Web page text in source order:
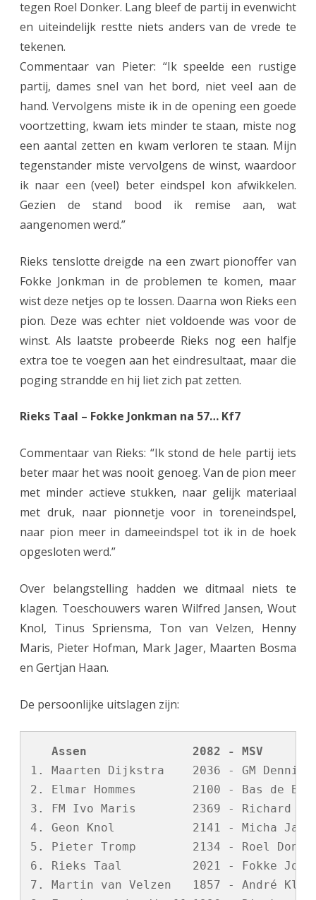
tegen Roel Donker. Lang bleef de partij in evenwicht
en uiteindelijk restte niets anders van de vrede te
tekenen.
Commentaar van Pieter: “Ik speelde een rustige
partij, dames snel van het bord, niet veel aan de
hand. Vervolgens miste ik in de opening een goede
voortzetting, kwam iets minder te staan, miste nog
een aantal zetten en kwam verloren te staan. Mijn
tegenstander miste vervolgens de winst, waardoor
ik naar een (veel) beter eindspel kon afwikkelen.
Gezien de stand bood ik remise aan, wat
aangenomen werd.”
Rieks tenslotte dreigde na een zwart pionoffer van
Fokke Jonkman in de problemen te komen, maar
wist deze netjes op te lossen. Daarna won Rieks een
pion. Deze was echter niet voldoende was voor de
winst. Als laatste probeerde Rieks nog een halfje
extra toe te voegen aan het eindresultaat, maar die
poging strandde en hij liet zich pat zetten.
Rieks Taal – Fokke Jonkman na 57… Kf7
Commentaar van Rieks: “Ik stond de hele partij iets
beter maar het was nooit genoeg. Van de pion meer
met minder actieve stukken, naar gelijk materiaal
met druk, naar pionnetje voor in toreneindspel,
naar pion meer in dameeindspel tot ik in de hoek
opgesloten werd.”
Over belangstelling hadden we ditmaal niets te
klagen. Toeschouwers waren Wilfred Jansen, Wout
Knol, Tinus Spriensma, Ton van Velzen, Henny
Maris, Pieter Hofman, Mark Jager, Maarten Bosma
en Gertjan Haan.
De persoonlijke uitslagen zijn:
Assen               2082 - MSV
1. Maarten Dijkstra    2036 - GM Dennis
2. Elmar Hommes        2100 - Bas de
3. FM Ivo Maris        2369 - Richard
4. Geon Knol           2141 - Micha
5. Pieter Tromp        2134 - Roel
6. Rieks Taal          2021 - Fokke
7. Martin van Velzen   1857 - André